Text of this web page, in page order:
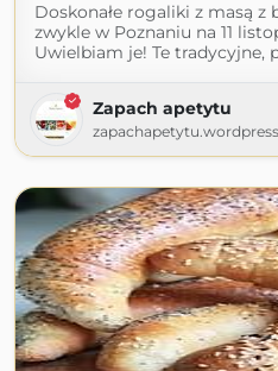
Doskonałe rogaliki z masą z
zwykle w Poznaniu na 11
Uwielbiam je! Te tradycyjne,
Zapach apetytu